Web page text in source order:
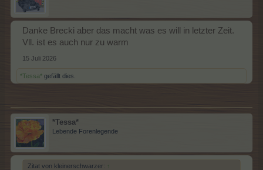
Danke Brecki aber das macht was es will in letzter Zeit.
Vll. ist es auch nur zu warm
15 Juli 2026
*Tessa* gefällt dies.
*Tessa*
Lebende Forenlegende
Zitat von kleinerschwarzer: ↑